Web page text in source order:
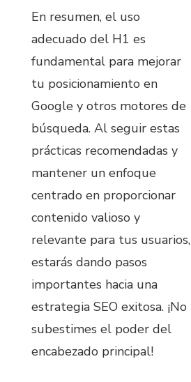
En resumen, el uso
adecuado del H1 es
fundamental para mejorar
tu posicionamiento en
Google y otros motores de
búsqueda. Al seguir estas
prácticas recomendadas y
mantener un enfoque
centrado en proporcionar
contenido valioso y
relevante para tus usuarios,
estarás dando pasos
importantes hacia una
estrategia SEO exitosa. ¡No
subestimes el poder del
encabezado principal!